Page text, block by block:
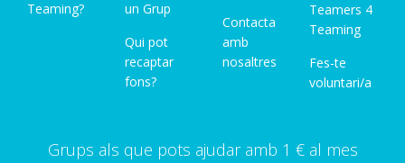
Teaming?
un Grup
Qui pot
recaptar
fons?
Contacta
amb
nosaltres
Teamers 4
Teaming
Fes-te
voluntari/a
Grups als que pots ajudar amb 1 € al mes